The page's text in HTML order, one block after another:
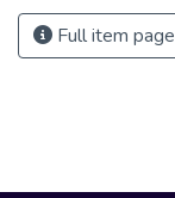
Full item page